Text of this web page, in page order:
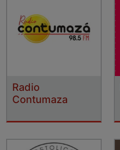
Radio
Contumaza